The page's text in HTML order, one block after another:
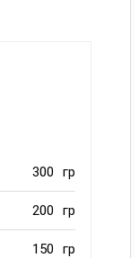
300 гр
200 гр
150 гр